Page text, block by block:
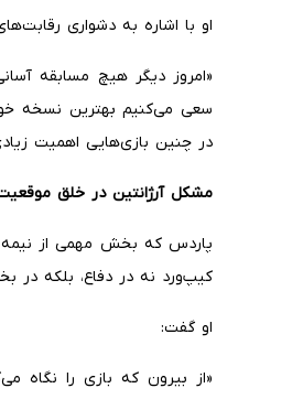
او با اشاره به دشواری
«امروز دیگر هیچ مسابقه
سعی می‌کنیم بهترین نسخه
در چنین بازی‌هایی اهمیت
مشکل آرژانتین در خلق
پاردس که بخش مهمی از نیمه
کیپ‌ورد نه در دفاع، بلکه در
او گفت:
«از بیرون که بازی را نگاه